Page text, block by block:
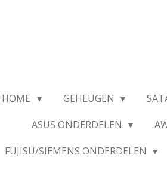
HOME GEHEUGEN
ASUS ONDERDELEN
FUJISU/SIEMENS ONDERDELEN